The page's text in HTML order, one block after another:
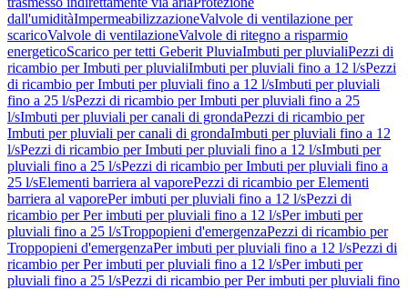
dall'umiditàImpermeabilizzazioneValvole di ventilazione per
scaricoValvole di ventilazioneValvole di ritegno a risparmio
energeticoScarico per tetti Geberit PluviaImbuti per pluvialiPezzi di
ricambio per Imbuti per pluvialiImbuti per pluviali fino a 12 l/sPezzi
di ricambio per Imbuti per pluviali fino a 12 l/sImbuti per pluviali
fino a 25 l/sPezzi di ricambio per Imbuti per pluviali fino a 25
l/sImbuti per pluviali per canali di grondaPezzi di ricambio per
Imbuti per pluviali per canali di grondaImbuti per pluviali fino a 12
l/sPezzi di ricambio per Imbuti per pluviali fino a 12 l/sImbuti per
pluviali fino a 25 l/sPezzi di ricambio per Imbuti per pluviali fino a
25 l/sElementi barriera al vaporePezzi di ricambio per Elementi
barriera al vaporePer imbuti per pluviali fino a 12 l/sPezzi di
ricambio per Per imbuti per pluviali fino a 12 l/sPer imbuti per
pluviali fino a 25 l/sTroppopieni d'emergenzaPezzi di ricambio per
Troppopieni d'emergenzaPer imbuti per pluviali fino a 12 l/sPezzi di
ricambio per Per imbuti per pluviali fino a 12 l/sPer imbuti per
pluviali fino a 25 l/sPezzi di ricambio per Per imbuti per pluviali fino